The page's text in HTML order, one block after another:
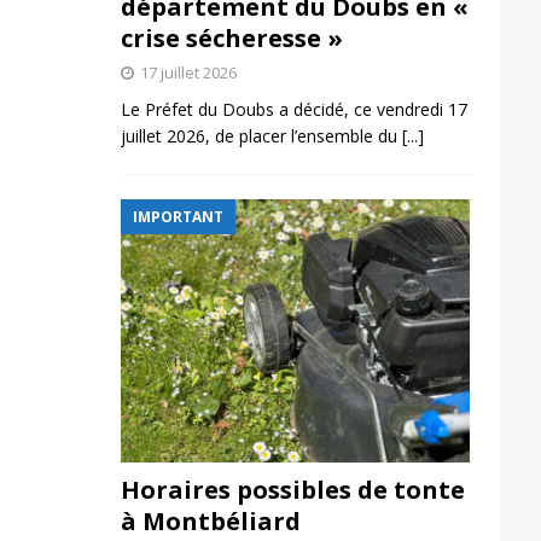
département du Doubs en «
crise sécheresse »
17 juillet 2026
Le Préfet du Doubs a décidé, ce vendredi 17
juillet 2026, de placer l’ensemble du [...]
IMPORTANT
Horaires possibles de tonte
à Montbéliard